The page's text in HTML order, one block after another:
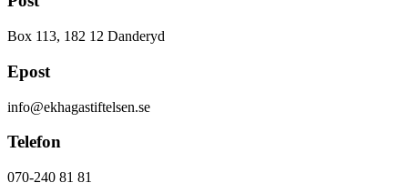
Box 113, 182 12 Danderyd
Epost
info@ekhagastiftelsen.se
Telefon
070-240 81 81